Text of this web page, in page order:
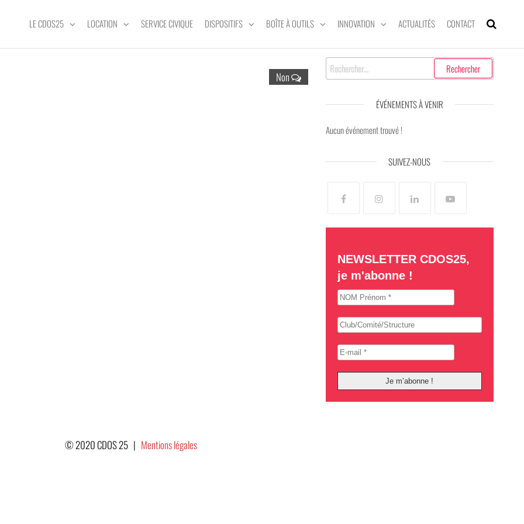
LE CDOS25 LOCATION SERVICE CIVIQUE DISPOSITIFS BOÎTE À OUTILS INNOVATION ACTUALITÉS CONTACT
Non
Rechercher :
ÉVÉNEMENTS À VENIR
Aucun événement trouvé !
SUIVEZ-NOUS
NEWSLETTER CDOS25,
je m'abonne !
© 2020 CDOS 25 | Mentions légales